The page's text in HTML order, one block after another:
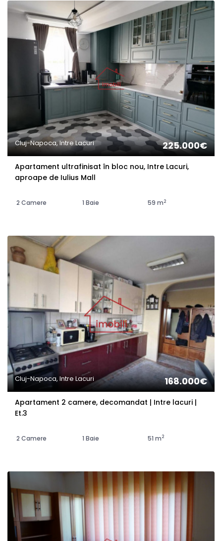
Cluj-Napoca, Intre Lacuri 225.000€
Apartament ultrafinisat în bloc nou, Intre Lacuri,
aproape de Iulius Mall
2 Camere 1 Baie 59 m2
Cluj-Napoca, Intre Lacuri 168.000€
Apartament 2 camere, decomandat | Intre lacuri |
Et.3
2 Camere 1 Baie 51 m2